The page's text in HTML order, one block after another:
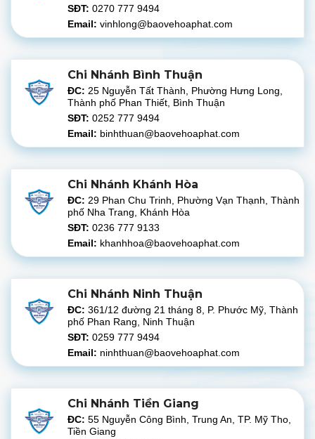
SĐT: 0270 777 9494
Email: vinhlong@baovehoaphat.com
Chi Nhánh Bình Thuận
ĐC: 25 Nguyễn Tất Thành, Phường Hưng Long,
Thành phố Phan Thiết, Bình Thuận
SĐT: 0252 777 9494
Email: binhthuan@baovehoaphat.com
Chi Nhánh Khánh Hòa
ĐC: 29 Phan Chu Trinh, Phường Vạn Thạnh, Thành
phố Nha Trang, Khánh Hòa
SĐT: 0236 777 9133
Email: khanhhoa@baovehoaphat.com
Chi Nhánh Ninh Thuận
ĐC: 361/12 đường 21 tháng 8, P. Phước Mỹ, Thành
phố Phan Rang, Ninh Thuận
SĐT: 0259 777 9494
Email: ninhthuan@baovehoaphat.com
Chi Nhánh Tiền Giang
ĐC: 55 Nguyễn Công Bình, Trung An, TP. Mỹ Tho,
Tiền Giang